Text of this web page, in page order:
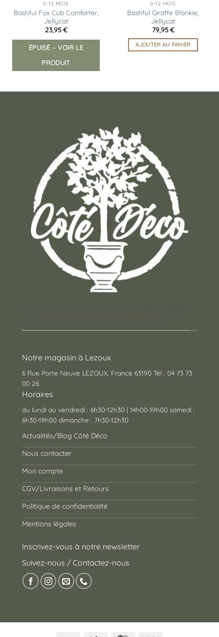
0-12 MOIS
Bashful Fox Cub Comforter,
Jellycat
23,95€
ÉPUISÉ – VOIR LE
PRODUIT
0-12 MOIS
Bashful Giraffe Blankie,
Jellycat
79,95€
AJOUTER AU PANIER
Notre magasin à Lezoux
6 Rue Porte Neuve LEZOUX, France 63190 Tél : 04 73 73
00 26
Horaires
du lundi au vendredi : 6h30-12h30 | 14h00-19h00 samedi :
6h30-19h00 dimanche : 7h30-12h30
Actualités/Blog Côté Déco
Nous contacter
Mon compte
CGV/Livraisons et Retours
Politique de confidentialité
Mentions légales
Inscrivez-vous à notre newsletter
Suivez-nous / Contactez-nous